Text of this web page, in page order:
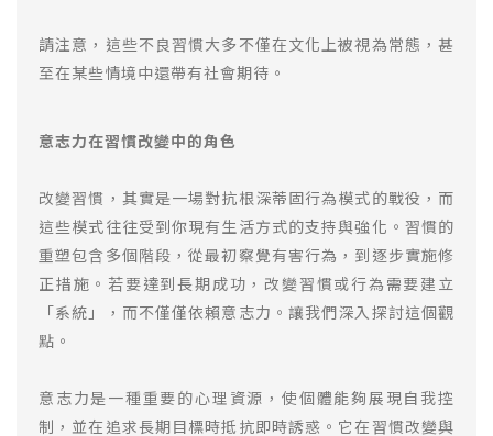
請注意，這些不良習慣大多不僅在文化上被視為常態，甚
至在某些情境中還帶有社會期待。
意志力在習慣改變中的角色
改變習慣，其實是一場對抗根深蒂固行為模式的戰役，而
這些模式往往受到你現有生活方式的支持與強化。習慣的
重塑包含多個階段，從最初察覺有害行為，到逐步實施修
正措施。若要達到長期成功，改變習慣或行為需要建立
「系統」，而不僅僅依賴意志力。讓我們深入探討這個觀
點。
意志力是一種重要的心理資源，使個體能夠展現自我控
制，並在追求長期目標時抵抗即時誘惑。它在習慣改變與